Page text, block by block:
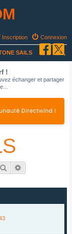
Connexion
Inscription
SAILS
!
échanger et partager
Rechercher